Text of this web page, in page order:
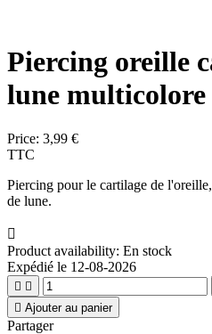
Piercing oreille
lune multicolore
Price: 3,99 €
TTC
Piercing pour le cartilage de
de lune.

Product availability: En stock
Expédié le 12-08-2026
 
 Ajouter au panier
Partager